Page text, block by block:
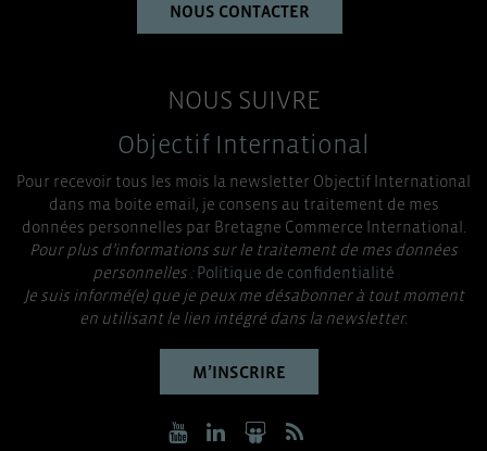
NOUS CONTACTER
NOUS SUIVRE
Objectif International
Pour recevoir tous les mois la newsletter Objectif International
dans ma boite email, je consens au traitement de mes
données personnelles par Bretagne Commerce International.
Pour plus d’informations sur le traitement de mes données
personnelles :Politique de confidentialité
Je suis informé(e) que je peux me désabonner à tout moment
en utilisant le lien intégré dans la newsletter.
M’INSCRIRE